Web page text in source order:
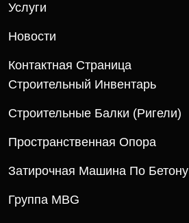
Услуги
Новости
Контактная Страница
Строительный Инвентарь
Строительные Балки (ригели)
Пространственная Опора
Затирочная Машина По Бетону
Группа MBG